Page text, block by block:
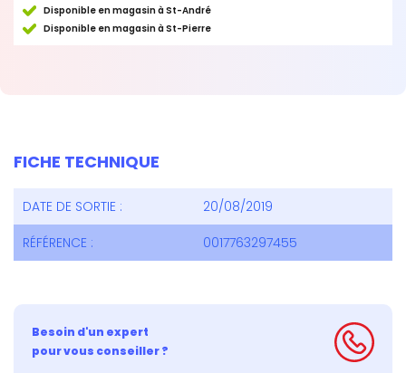
Disponible en magasin à St-André
Disponible en magasin à St-Pierre
FICHE TECHNIQUE
DATE DE SORTIE :
20/08/2019
RÉFÉRENCE :
0017763297455
Besoin d'un expert
pour vous conseiller ?